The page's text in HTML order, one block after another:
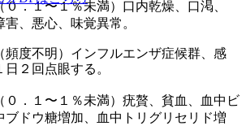
．１〜１％未満）口内乾燥、口渇、
害、悪心、味覚異常。
度不明）インフルエンザ症候群、感
．１〜１％未満）疣贅、貧血、血中ビ
ブドウ糖増加、血中トリグリセリド増
２回点眼する。